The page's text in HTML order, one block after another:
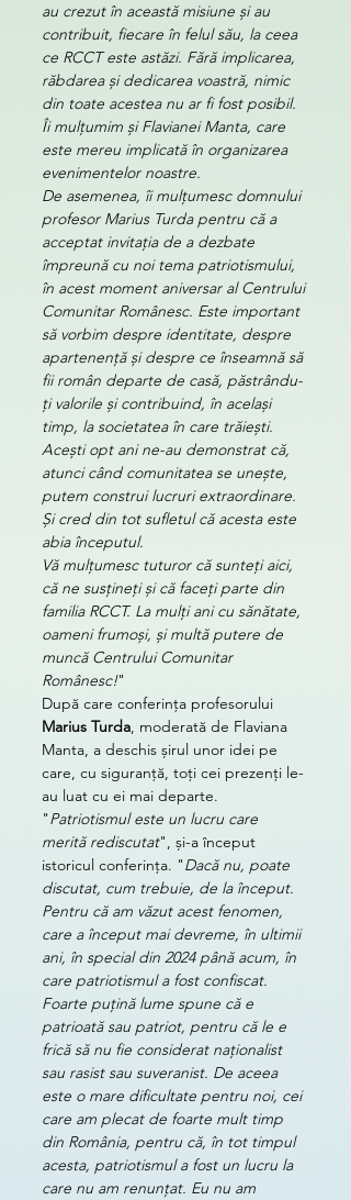
au crezut în această misiune și au
contribuit, fiecare în felul său, la ceea
ce RCCT este astăzi. Fără implicarea,
răbdarea și dedicarea voastră, nimic
din toate acestea nu ar fi fost posibil.
Îi mulțumim și Flavianei Manta, care
este mereu implicată în organizarea
evenimentelor noastre.
De asemenea, îi mulțumesc domnului
profesor Marius Turda pentru că a
acceptat invitația de a dezbate
împreună cu noi tema patriotismului,
în acest moment aniversar al Centrului
Comunitar Românesc. Este important
să vorbim despre identitate, despre
apartenență și despre ce înseamnă să
fii român departe de casă, păstrându-
ți valorile și contribuind, în același
timp, la societatea în care trăiești.
Acești opt ani ne-au demonstrat că,
atunci când comunitatea se unește,
putem construi lucruri extraordinare.
Și cred din tot sufletul că acesta este
abia începutul.
Vă mulțumesc tuturor că sunteți aici,
că ne susțineți și că faceți parte din
familia RCCT. La mulți ani cu sănătate,
oameni frumoși, și multă putere de
muncă Centrului Comunitar
Românesc!"
După care conferința profesorului
Marius Turda, moderată de Flaviana
Manta, a deschis șirul unor idei pe
care, cu siguranță, toți cei prezenți le-
au luat cu ei mai departe.
"Patriotismul este un lucru care
merită rediscutat", și-a început
istoricul conferința. "Dacă nu, poate
discutat, cum trebuie, de la început.
Pentru că am văzut acest fenomen,
care a început mai devreme, în ultimii
ani, în special din 2024 până acum, în
care patriotismul a fost confiscat.
Foarte puțină lume spune că e
patrioată sau patriot, pentru că le e
frică să nu fie considerat naționalist
sau rasist sau suveranist. De aceea
este o mare dificultate pentru noi, cei
care am plecat de foarte mult timp
din România, pentru că, în tot timpul
acesta, patriotismul a fost un lucru la
care nu am renunțat. Eu nu am